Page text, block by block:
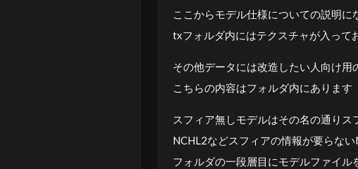
ここからモデル仕様についての説明に
txフォルダ内にはテクスチャが入って
その他データには改造したい人向け用
こちらの内容はフォルダ内にあります
スフィア無しモデルはその名の通りス
NCHL2などスフィアの情報が要らな
フォルダの一段層目にモデルファイ